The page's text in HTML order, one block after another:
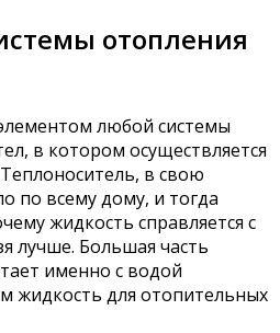
отопления
любой системы
в котором осуществляется
в свою
по всему дому, и тогда
жидкость справляется с
лучше. Большая часть
именно с водой
жидкость для отопительных